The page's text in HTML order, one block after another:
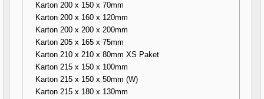
Karton 200 x 150 x 70mm
Karton 200 x 160 x 120mm
Karton 200 x 200 x 200mm
Karton 205 x 165 x 75mm
Karton 210 x 210 x 80mm XS Paket
Karton 215 x 150 x 100mm
Karton 215 x 150 x 50mm (W)
Karton 215 x 180 x 130mm